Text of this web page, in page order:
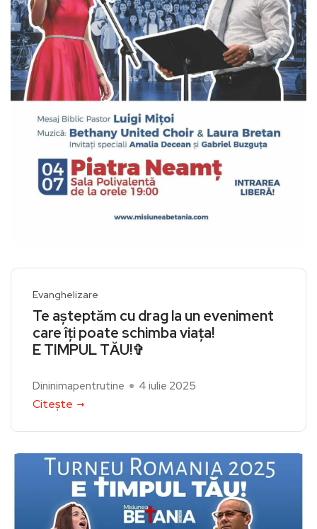
Evanghelizare
Te așteptăm cu drag la un eveniment
care îți poate schimba viața!
E TIMPUL TĂU!✞
Dininimapentrutine 4 iulie 2025
Citește